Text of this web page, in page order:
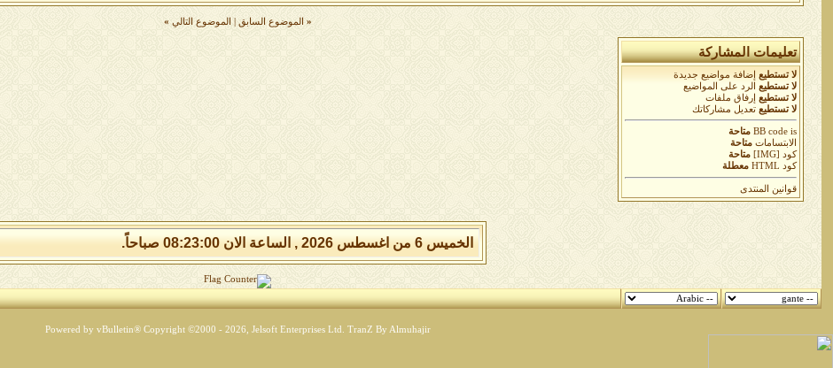
« الموضوع السابق الموضوع التالي »
تعليمات المشاركة
لا تستطيع
إضافة مواضيع جديدة
لا تستطيع
الرد على المواضيع
لا تستطيع
إرفاق ملفات
لا تستطيع تعديل مشاركاتك
BB codeis
متاحة
الابتسامات متاحة
كود [IMG]
متاحة
كود HTML
معطلة
قوانين المنتدى
الخميس 6 من اغسطس 2026 , الساعة الان 08:23:01 صباحاً.
Powered by vBulletin® Copyright ©2000 - 2026, Jelsoft Enterprises Ltd. TranZ By Almuhajir